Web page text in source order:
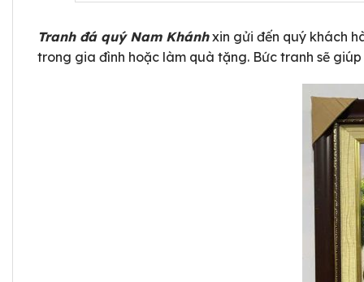
Tranh đá quý Nam Khánhxin gửi đến quý khách
trong gia đình hoặc làm quà tặng. Bức tranh sẽ